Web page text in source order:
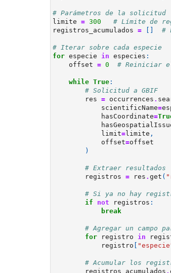
# Parámetros de la solicitud
limite = 300
# Límite de
registros_acumulados = #
# Iterar sobre cada especie
for especie in especies :
offset = 0 # Reiniciar
while True :
# Solicitud a GBIF
res = occurrences .
scientificName=
hasCoordinate=
limit=limite ,
offset=offset
)
# Extraer resultados
registros = res . get (
# Si ya no hay
if
not registros :
break
# Agregar un campo
for
registro in
registro
# Acumular los
registros_acumulados .